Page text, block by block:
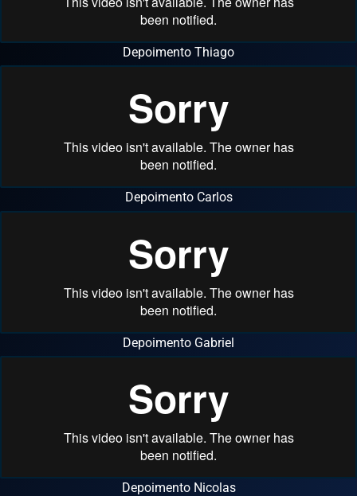
Depoimento Thiago
Depoimento Carlos
Depoimento Gabriel
Depoimento Nicolas